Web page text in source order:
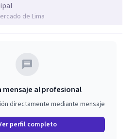
de Lima
mensaje al profesional
directamente mediante mensaje
perfil completo